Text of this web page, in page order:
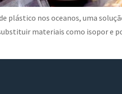
plástico nos oceanos, uma
materiais como isopor e